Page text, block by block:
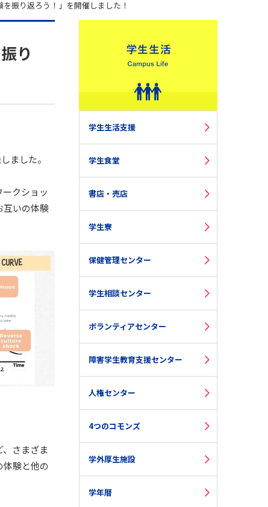
振り返ろう！」を開催しました！
り
ました。
クショッ
互いの体験
さまざま
体験と他の
学生生活支援
学生食堂
書店・売店
学生寮
保健管理センター
学生相談センター
ボランティアセンター
障害学生教育支援センター
人権センター
4つのコモンズ
学外厚生施設
学年暦